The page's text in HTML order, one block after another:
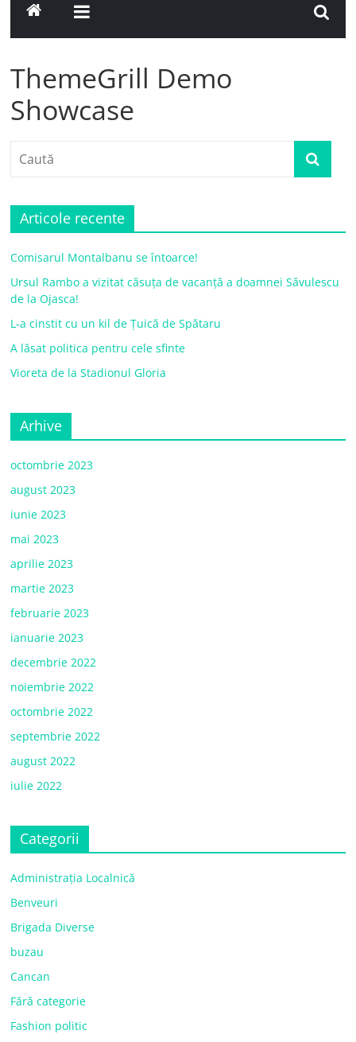
ThemeGrill Demo
Showcase
Articole recente
Comisarul Montalbanu se întoarce!
Ursul Rambo a vizitat căsuța de vacanță a doamnei Săvulescu
de la Ojasca!
L-a cinstit cu un kil de Țuică de Spătaru
A lăsat politica pentru cele sfinte
Vioreta de la Stadionul Gloria
Arhive
octombrie 2023
august 2023
iunie 2023
mai 2023
aprilie 2023
martie 2023
februarie 2023
ianuarie 2023
decembrie 2022
noiembrie 2022
octombrie 2022
septembrie 2022
august 2022
iulie 2022
Categorii
Administrația Localnică
Benveuri
Brigada Diverse
buzau
Cancan
Fără categorie
Fashion politic